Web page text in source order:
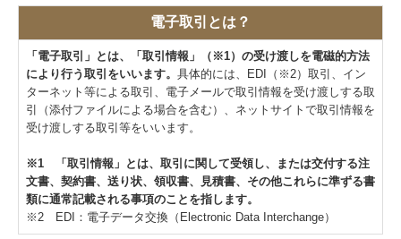
電子取引とは？
「電子取引」とは、「取引情報」（※1）の受け渡しを電磁的方法
により行う取引をいいます。 具体的には、EDI（※2）取引、イン
ターネット等による取引、電子メールで取引情報を受け渡しする取
引（添付ファイルによる場合を含む）、ネットサイトで取引情報を
受け渡しする取引等をいいます。
※1 「取引情報」とは、取引に関して受領し、または交付する注
文書、契約書、送り状、領収書、見積書、その他これらに準ずる書
類に通常記載される事項のことを指します。
※2 EDI：電子データ交換（Electronic Data Interchange）